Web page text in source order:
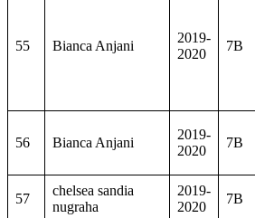
55 Bianca Anjani
2019-
2020
7B
56 Bianca Anjani
2019-
2020
7B
57
chelsea sandia
nugraha
2019-
2020
7B